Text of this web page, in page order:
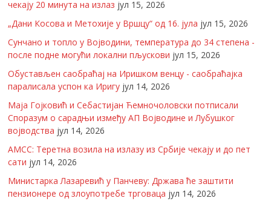
чекају 20 минута на излаз јул 15, 2026
„Дани Косова и Метохије у Вршцу“ од 16. јула јул 15, 2026
Сунчано и топло у Војводини, температура до 34 степена -
после подне могући локални пљускови јул 15, 2026
Обустављен саобраћај на Иришком венцу - саобраћајка
паралисала успон ка Иригу јул 14, 2026
Маја Гојковић и Себастијан Ћемночоловски потписали
Споразум о сарадњи између АП Војводине и Лубушког
војводства јул 14, 2026
АМСС: Теретна возила на излазу из Србије чекају и до пет
сати јул 14, 2026
Министарка Лазаревић у Панчеву: Држава ће заштити
пензионере од злоупотребе трговаца јул 14, 2026